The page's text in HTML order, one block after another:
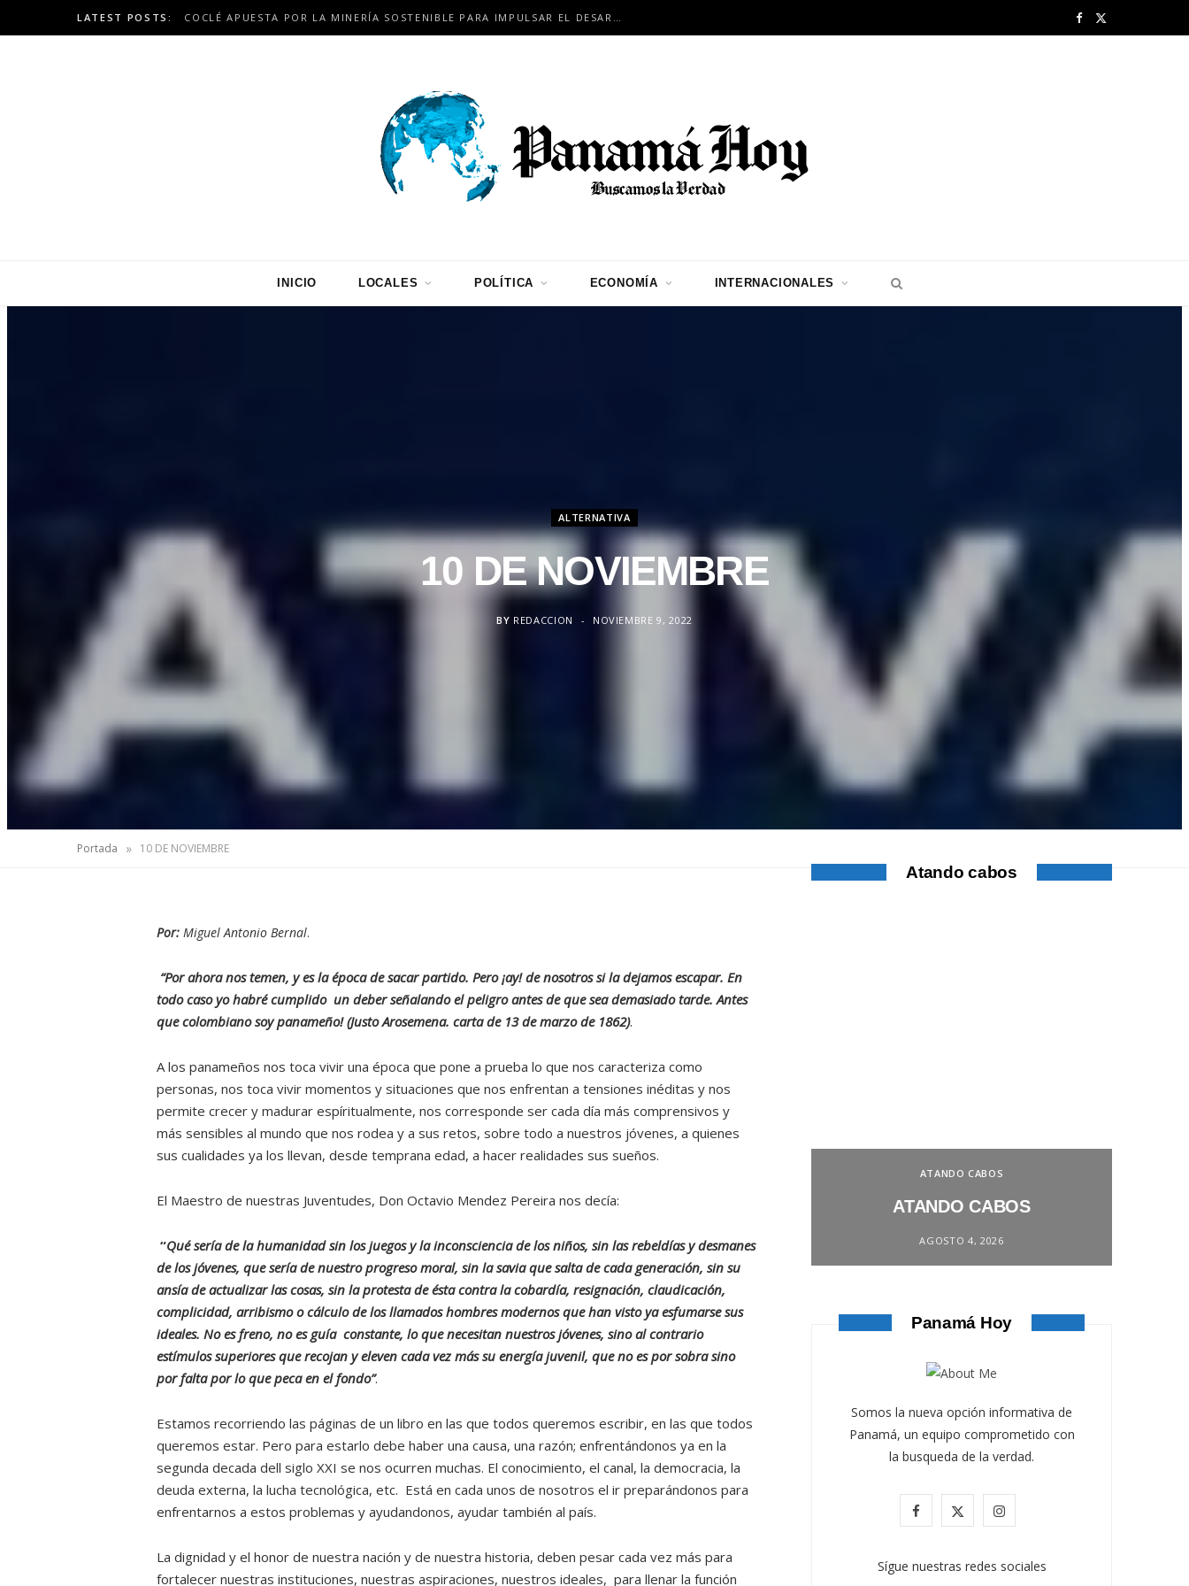
LATEST POSTS: COCLÉ APUESTA POR LA MINERÍA SOSTENIBLE PARA IMPULSAR EL DESARROLLO F
INICIO LOCALES POLÍTICA ECONOMÍA INTERNACIONALES
ALTERNATIVA
10 DE NOVIEMBRE
BY REDACCION NOVIEMBRE 9, 2022
Portada » 10 DE NOVIEMBRE
Por: Miguel Antonio Bernal.
“Por ahora nos temen, y es la época de sacar partido. Pero ¡ay! de nosotros si la dejamos escapar. En
todo caso yo habré cumplido un deber señalando el peligro antes de que sea demasiado tarde. Antes
que colombiano soy panameño! (Justo Arosemena. carta de 13 de marzo de 1862).
A los panameños nos toca vivir una época que pone a prueba lo que nos caracteriza como
personas, nos toca vivir momentos y situaciones que nos enfrentan a tensiones inéditas y nos
permite crecer y madurar espíritualmente, nos corresponde ser cada día más comprensivos y
más sensibles al mundo que nos rodea y a sus retos, sobre todo a nuestros jóvenes, a quienes
sus cualidades ya los llevan, desde temprana edad, a hacer realidades sus sueños.
El Maestro de nuestras Juventudes, Don Octavio Mendez Pereira nos decía:
“Qué sería de la humanidad sin los juegos y la inconsciencia de los niños, sin las rebeldías y desmanes
de los jóvenes, que sería de nuestro progreso moral, sin la savia que salta de cada generación, sin su
ansía de actualizar las cosas, sin la protesta de ésta contra la cobardía, resignación, claudicación,
complicidad, arribismo o cálculo de los llamados hombres modernos que han visto yaesfumarse sus
ideales. No es freno, no es guía constante, lo que necesitan nuestros jóvenes, sino al contrario
estímulos superiores que recojan y eleven cada vez más su energía juvenil, que no es por sobra sino
por falta por lo que peca en el fondo”.
Estamos recorriendo las páginas de un libro en las que todos queremos escribir, en las que todos
queremos estar. Pero para estarlo debe haber una causa, una razón; enfrentándonos ya en la
segunda decada dell siglo XXI se nos ocurren muchas. El conocimiento, el canal, la democracia, la
deuda externa, la lucha tecnológica, etc. Está en cada unos de nosotros el ir preparándonos para
enfrentarnos a estos problemas y ayudandonos, ayudar también al país.
La dignidad y el honor de nuestra nación y de nuestra historia, deben pesar cada vez más para
fortalecer nuestras instituciones, nuestras aspiraciones, nuestros ideales, para llenar la función
Atando cabos
JULIO 30, 2026
ATANDO CABOS
ATANDO CABOS
AGOSTO 4, 2026
Panamá Hoy
Somos la nueva opción informativa de
Panamá, un equipo comprometido con
la busqueda de la verdad.
F
c
T
I
s
Sígue nuestras redes sociales